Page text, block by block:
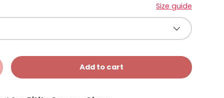
Size guide
Add to cart